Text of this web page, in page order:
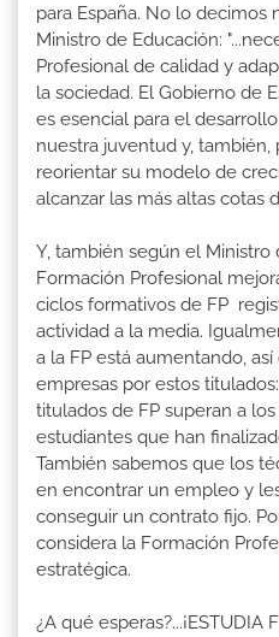
para España. No lo decimos
Ministro de Educación:
Profesional de calidad y
la sociedad. El Gobierno de
es esencial para el
nuestra juventud y, también,
reorientar su modelo de
alcanzar las más altas cotas
Y, también según el Ministro
Formación Profesional
ciclos formativos de FP
actividad a la media.
a la FP está aumentando,
empresas por estos
titulados de FP superan a
estudiantes que han
También sabemos que los
en encontrar un empleo y
conseguir un contrato fijo.
considera la Formación
estratégica.
¿A qué esperas?...¡ESTUDIA